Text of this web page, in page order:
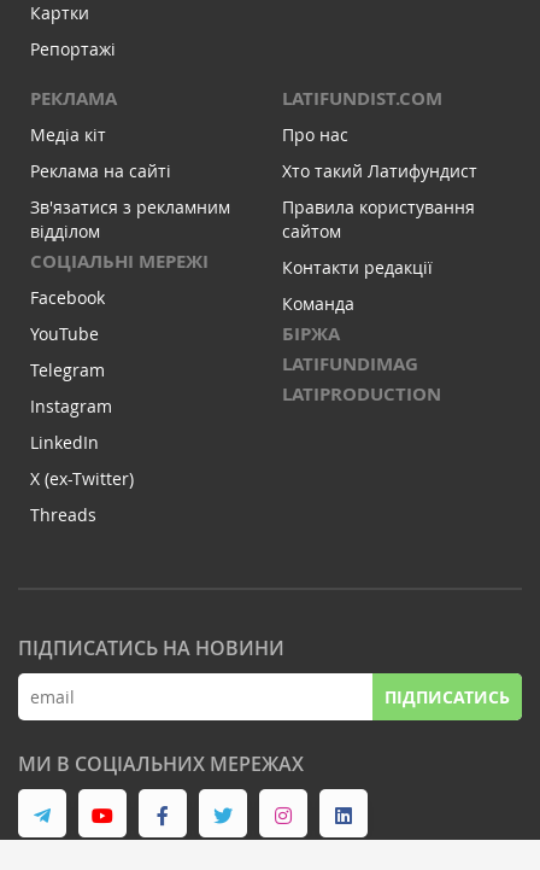
Картки
Репортажі
РЕКЛАМА
Медіа кіт
Реклама на сайті
Зв'язатися з рекламним
відділом
СОЦІАЛЬНІ МЕРЕЖІ
Facebook
YouTube
Telegram
Instagram
LinkedIn
X (ex-Twitter)
Threads
LATIFUNDIST.COM
Про нас
Хто такий Латифундист
Правила користування
сайтом
Контакти редакції
Команда
БІРЖА
LATIFUNDIMAG
LATIPRODUCTION
ПІДПИСАТИСЬ НА НОВИНИ
ПІДПИСАТИСЬ
МИ В СОЦІАЛЬНИХ МЕРЕЖАХ